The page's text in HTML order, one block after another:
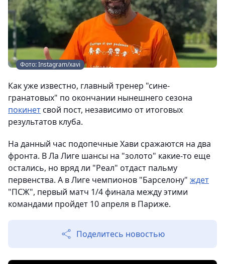
Фото: Instagram/xavi
Как уже известно, главный тренер "сине-
гранатовых" по окончании нынешнего сезона
покинетсвой пост, независимо от итоговых
результатов клуба.
На данный час подопечные Хави сражаются на два
фронта. В Ла Лиге шансы на "золото" какие-то еще
остались, но вряд ли "Реал" отдаст пальму
первенства. А в Лиге чемпионов "Барселону" ждет
"ПСЖ", первый матч 1/4 финала между этими
командами пройдет 10 апреля в Париже.
Поделитесь новостью